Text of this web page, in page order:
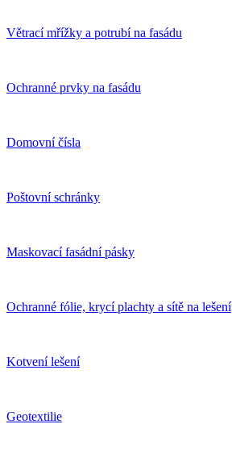
Větrací mřížky a potrubí na fasádu
Ochranné prvky na fasádu
Domovní čísla
Poštovní schránky
Maskovací fasádní pásky
Ochranné fólie, krycí plachty a sítě na lešení
Kotvení lešení
Geotextilie